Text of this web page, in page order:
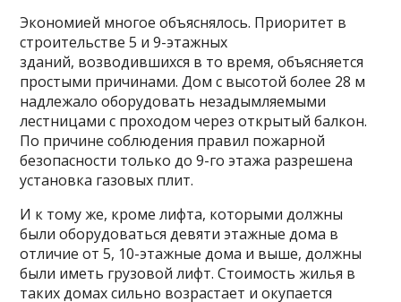
Экономией многое объяснялось. Приоритет в
строительстве 5 и 9-этажных
зданий, возводившихся в то время, объясняется
простыми причинами. Дом с высотой более 28 м
надлежало оборудовать незадымляемыми
лестницами с проходом через открытый балкон.
По причине соблюдения правил пожарной
безопасности только до 9-го этажа разрешена
установка газовых плит.
И к тому же, кроме лифта, которыми должны
были оборудоваться девяти этажные дома в
отличие от 5, 10-этажные дома и выше, должны
были иметь грузовой лифт. Стоимость жилья в
таких домах сильно возрастает и окупается